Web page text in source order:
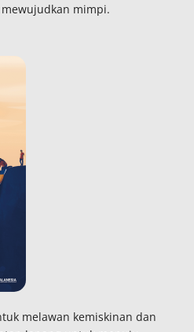
mimpi.
melawan kemiskinan dan